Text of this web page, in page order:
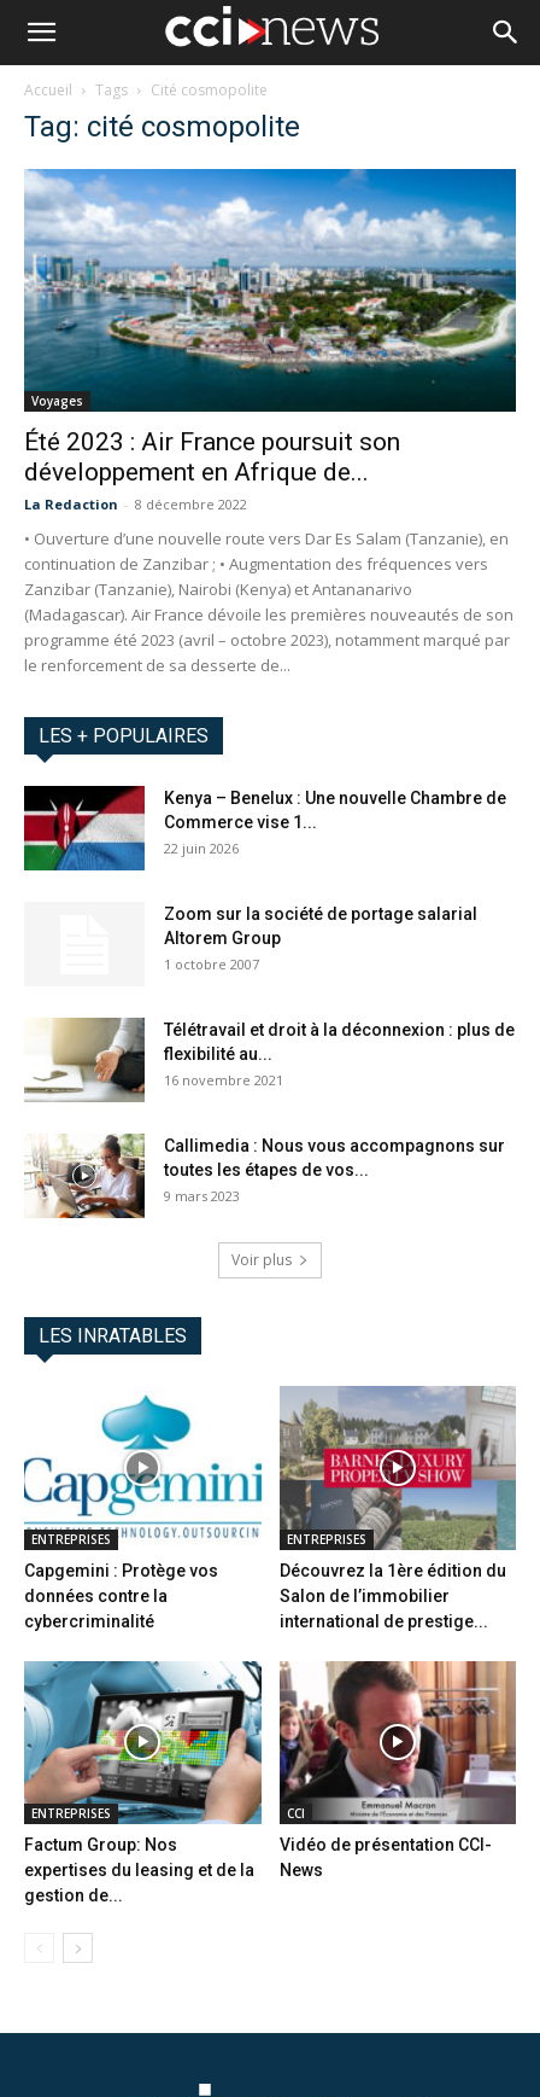
Accueil Tags Cité cosmopolite
Tag: cité cosmopolite
Voyages
Été 2023 : Air France poursuit son
développement en Afrique de...
La Redaction - 8 décembre 2022
• Ouverture d’une nouvelle route vers Dar Es Salam (Tanzanie), en
continuation de Zanzibar ; • Augmentation des fréquences vers
Zanzibar (Tanzanie), Nairobi (Kenya) et Antananarivo
(Madagascar). Air France dévoile les premières nouveautés de son
programme été 2023 (avril – octobre 2023), notamment marqué par
le renforcement de sa desserte de...
LES + POPULAIRES
Kenya – Benelux : Une nouvelle Chambre de
Commerce vise 1...
22 juin 2026
Zoom sur la société de portage salarial
Altorem Group
1 octobre 2007
Télétravail et droit à la déconnexion : plus de
flexibilité au...
16 novembre 2021
Callimedia : Nous vous accompagnons sur
toutes les étapes de vos...
9 mars 2023
Voir plus
LES INRATABLES
ENTREPRISES
Capgemini : Protège vos
données contre la
cybercriminalité
ENTREPRISES
Découvrez la 1ère édition du
Salon de l’immobilier
international de prestige...
ENTREPRISES
Factum Group: Nos
expertises du leasing et de la
gestion de...
CCI
Vidéo de présentation CCI-
News